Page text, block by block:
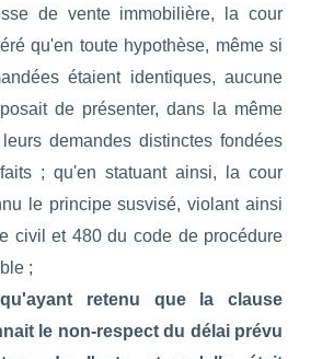
de vente immobilière, la cour
qu'en toute hypothèse, même si
étaient identiques, aucune
de présenter, dans la même
demandes distinctes fondées
; qu'en statuant ainsi, la cour
le principe susvisé, violant ainsi
civil et 480 du code de procédure
;
retenu que la clause
le non-respect du délai prévu